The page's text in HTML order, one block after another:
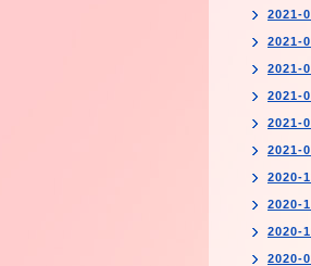
2021-
2021-
2021-
2021-
2021-
2021-
2020-
2020-
2020-
2020-